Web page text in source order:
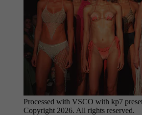
Processed with VSCO with kp7
Copyright 2026. All rights reserved.